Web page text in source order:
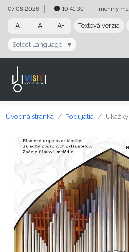
Preskočiť na obsah
Preskočiť na hlavné menu
07.08.2026 10:41:40 meniny
A- A A+ Textová verzia
Select Language ▼
Úvodná stránka Podujatia